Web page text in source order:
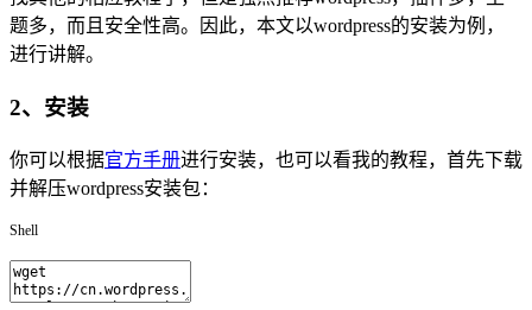
题多，而且安全性高。因此，本文以wordpress的安装为例，
进行讲解。
2、安装
你可以根据官方手册进行安装，也可以看我的教程，首先下载
并解压wordpress安装包：
Shell